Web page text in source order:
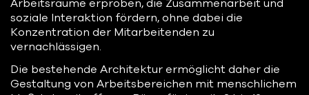
Arbeitsräume erproben, die Zusammenarbeit und
soziale Interaktion fördern, ohne dabei die
Konzentration der Mitarbeitenden zu
vernachlässigen.
Die bestehende Architektur ermöglicht daher die
Gestaltung von Arbeitsbereichen mit menschlichem